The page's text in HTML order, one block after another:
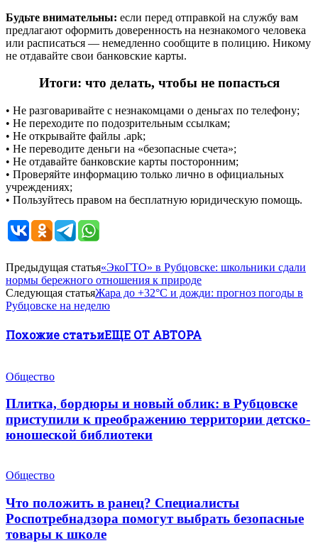
Будьте внимательны: если перед отправкой на службу вам
предлагают оформить доверенность на незнакомого человека
или расписаться — немедленно сообщите в полицию. Никому
не отдавайте свои банковские карты.
Итоги: что делать, чтобы не попасться
• Не разговаривайте с незнакомцами о деньгах по телефону;
• Не переходите по подозрительным ссылкам;
• Не открывайте файлы .apk;
• Не переводите деньги на «безопасные счета»;
• Не отдавайте банковские карты посторонним;
• Проверяйте информацию только лично в официальных
учреждениях;
• Пользуйтесь правом на бесплатную юридическую помощь.
Предыдущая статья«ЭкоГТО» в Рубцовске: школьники сдали
нормы бережного отношения к природе
Следующая статьяЖара до +32°С и дожди: прогноз погоды в
Рубцовске на неделю
Похожие статьиЕЩЕ ОТ АВТОРА
Общество
Плитка, бордюры и новый облик: в Рубцовске
приступили к преображению территории детско-
юношеской библиотеки
Общество
Что положить в ранец? Специалисты
Роспотребнадзора помогут выбрать безопасные
товары к школе